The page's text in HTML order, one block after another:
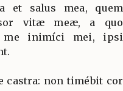
et salus mea, quem
vitæ meæ, a quo
me inimíci mei, ipsi
castra: non timébit cor